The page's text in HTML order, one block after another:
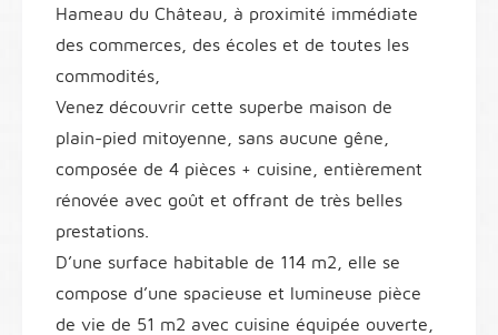
Hameau du Château, à proximité immédiate
des commerces, des écoles et de toutes les
commodités,
Venez découvrir cette superbe maison de
plain-pied mitoyenne, sans aucune gêne,
composée de 4 pièces + cuisine, entièrement
rénovée avec goût et offrant de très belles
prestations.
D’une surface habitable de 114 m2, elle se
compose d’une spacieuse et lumineuse pièce
de vie de 51 m2 avec cuisine équipée ouverte,